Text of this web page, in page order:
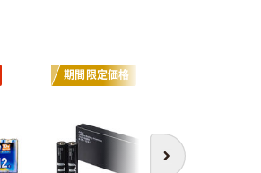
次へ
期間限定価格